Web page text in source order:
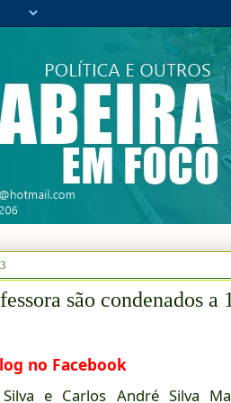
são condenados a
no Facebook
e Carlos André Silva